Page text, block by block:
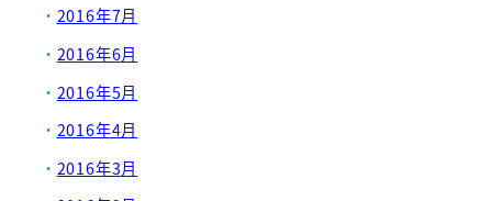
2016年7月
2016年6月
2016年5月
2016年4月
2016年3月